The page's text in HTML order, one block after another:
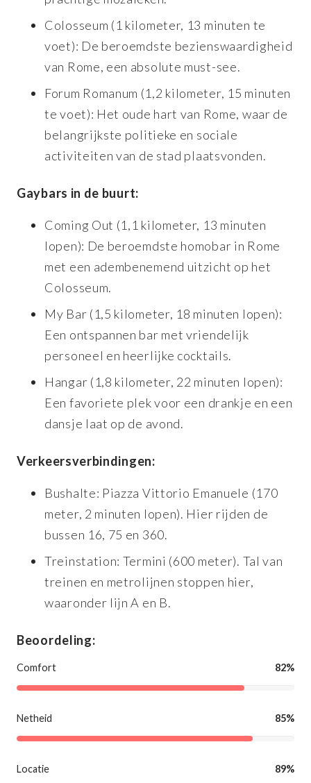
Colosseum (1 kilometer, 13 minuten te
voet): De beroemdste bezienswaardigheid
van Rome, een absolute must-see.
Forum Romanum (1,2 kilometer, 15 minuten
te voet): Het oude hart van Rome, waar de
belangrijkste politieke en sociale
activiteiten van de stad plaatsvonden.
Gaybars in de buurt:
Coming Out (1,1 kilometer, 13 minuten
lopen): De beroemdste homobar in Rome
met een adembenemend uitzicht op het
Colosseum.
My Bar (1,5 kilometer, 18 minuten lopen):
Een ontspannen bar met vriendelijk
personeel en heerlijke cocktails.
Hangar (1,8 kilometer, 22 minuten lopen):
Een favoriete plek voor een drankje en een
dansje laat op de avond.
Verkeersverbindingen:
Bushalte: Piazza Vittorio Emanuele (170
meter, 2 minuten lopen). Hier rijden de
bussen 16, 75 en 360.
Treinstation: Termini (600 meter). Tal van
treinen en metrolijnen stoppen hier,
waaronder lijn A en B.
Beoordeling:
Comfort 82%
Netheid 85%
Locatie 89%